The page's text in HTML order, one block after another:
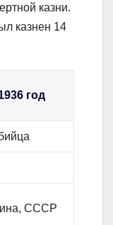
казни.
казнен 14
год
СССР